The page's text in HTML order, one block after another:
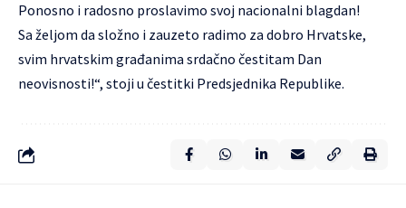
Ponosno i radosno proslavimo svoj nacionalni blagdan!
Sa željom da složno i zauzeto radimo za dobro Hrvatske,
svim hrvatskim građanima srdačno čestitam Dan
neovisnosti!“, stoji u čestitki Predsjednika Republike.